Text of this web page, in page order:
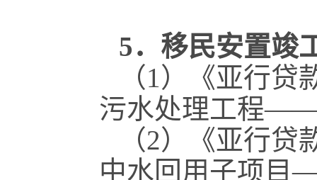
5．移民安置竣
（1）《亚行
污水处理工程
（2）《亚行
中水回用子项目